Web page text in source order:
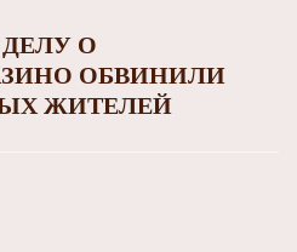
О
ОБВИНИЛИ
ЖИТЕЛЕЙ